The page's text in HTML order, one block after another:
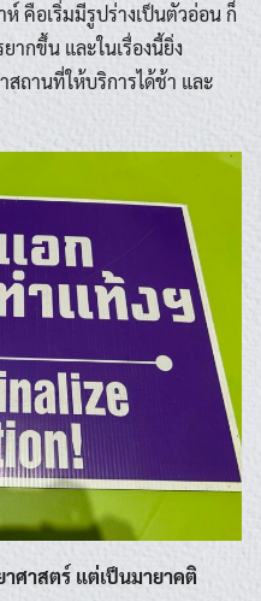
คือเริ่มมีรูปร่างเป็นตัวอ่อน ก็
ากขึ้น และในเรื่องนี้ยิ่ง
ถานที่ให้บริการได้ช้า และ
ศาสตร์ แต่เป็นมายาคติ